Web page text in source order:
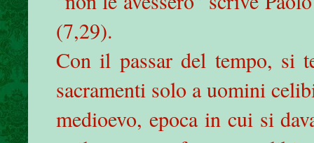
(7,29).
Con il passar del tempo, si
sacramenti solo a uomini
medioevo, epoca in cui si